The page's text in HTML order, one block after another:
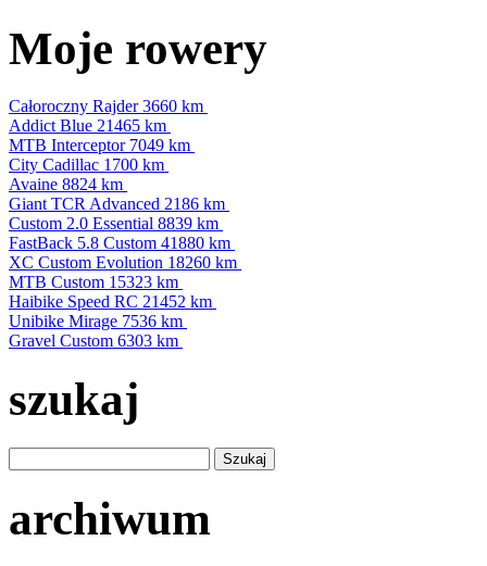
Moje rowery
Całoroczny Rajder3660 km
Addict Blue 21465 km
MTB Interceptor 7049 km
City Cadillac 1700 km
Avaine 8824 km
Giant TCR Advanced 2186 km
Custom 2.0 Essential 8839 km
FastBack 5.8 Custom 41880 km
XC Custom Evolution 18260 km
MTB Custom 15323 km
Haibike Speed RC 21452 km
Unibike Mirage 7536 km
Gravel Custom 6303 km
szukaj
archiwum